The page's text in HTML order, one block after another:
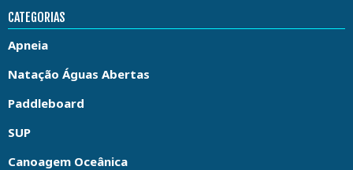
CATEGORIAS
Apneia
Natação Águas Abertas
Paddleboard
SUP
Canoagem Oceânica